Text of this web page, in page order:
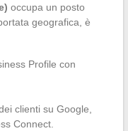
occupa un posto
geografica, è
Profile con
clienti su Google,
Connect.